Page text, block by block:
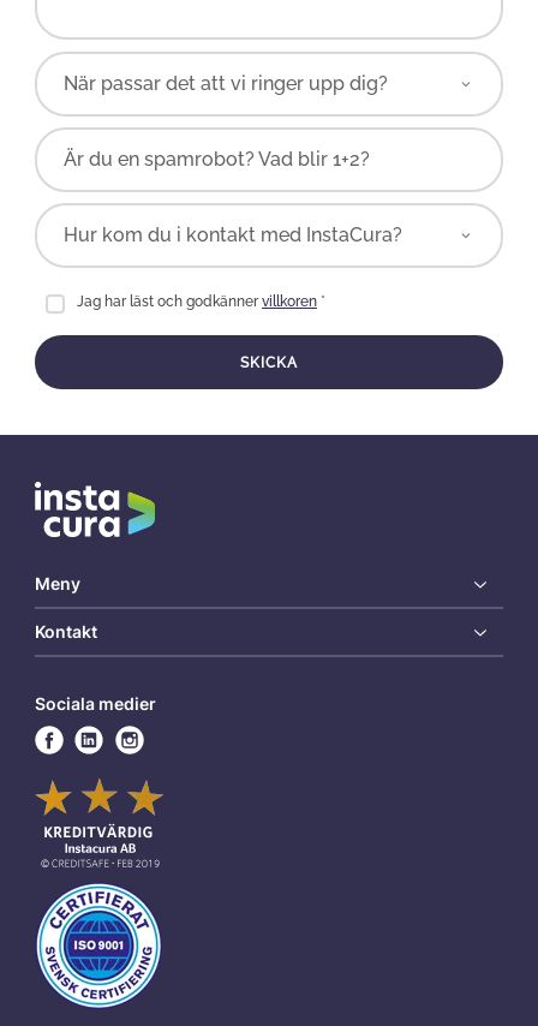
Är du en spamrobot? Vad blir 1+2?
Jag har läst och godkännervillkoren*
SKICKA
Meny
Kontakt
Sociala medier